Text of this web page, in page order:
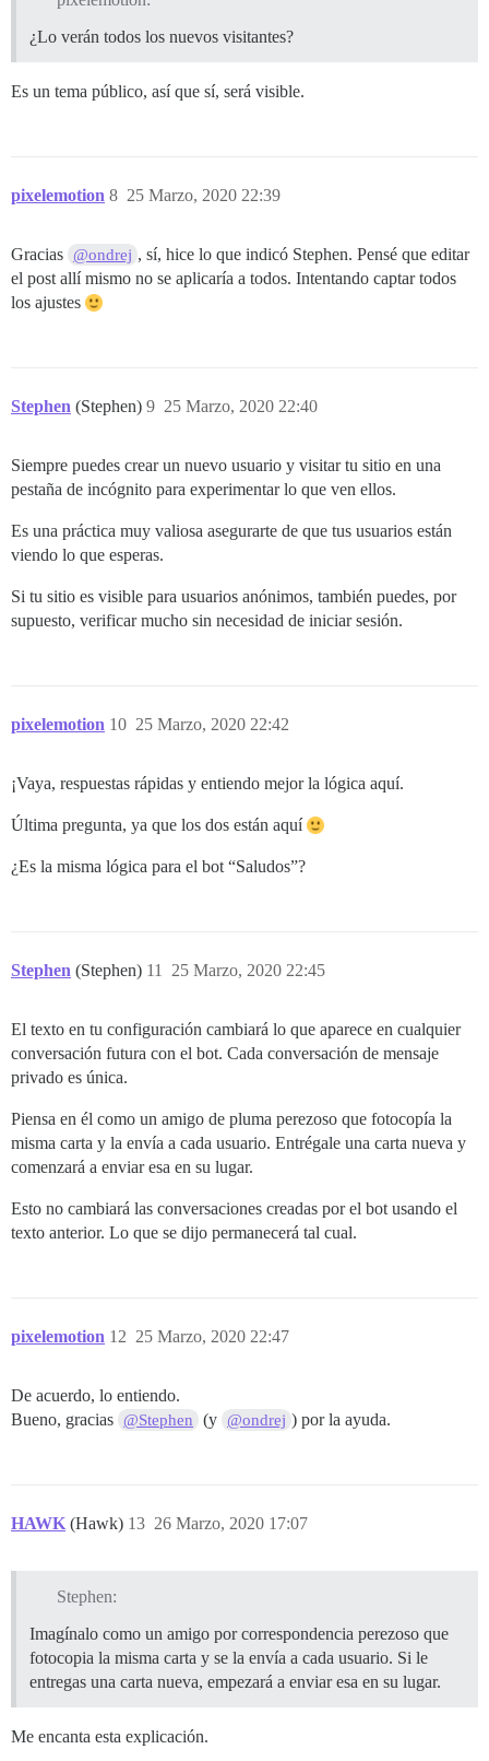
¿Lo verán todos los nuevos visitantes?
Es un tema público, así que sí, será visible.
pixelemotion 25 Marzo, 2020 22:39
8
Gracias @ondrej , sí, hice lo que indicó Stephen. Pensé que editar
el post allí mismo no se aplicaría a todos. Intentando captar todos
los ajustes
Stephen (Stephen) 25 Marzo, 2020 22:40
9
Siempre puedes crear un nuevo usuario y visitar tu sitio en una
pestaña de incógnito para experimentar lo que ven ellos.
Es una práctica muy valiosa asegurarte de que tus usuarios están
viendo lo que esperas.
Si tu sitio es visible para usuarios anónimos, también puedes, por
supuesto, verificar mucho sin necesidad de iniciar sesión.
pixelemotion 25 Marzo, 2020 22:42
10
¡Vaya, respuestas rápidas y entiendo mejor la lógica aquí.
Última pregunta, ya que los dos están aquí
¿Es la misma lógica para el bot “Saludos”?
Stephen (Stephen) 25 Marzo, 2020 22:45
11
El texto en tu configuración cambiará lo que aparece en cualquier
conversación futura con el bot. Cada conversación de mensaje
privado es única.
Piensa en él como un amigo de pluma perezoso que fotocopía la
misma carta y la envía a cada usuario. Entrégale una carta nueva y
comenzará a enviar esa en su lugar.
Esto no cambiará las conversaciones creadas por el bot usando el
texto anterior. Lo que se dijo permanecerá tal cual.
pixelemotion 25 Marzo, 2020 22:47
12
De acuerdo, lo entiendo.
Bueno, gracias @Stephen (y @ondrej ) por la ayuda.
HAWK (Hawk) 26 Marzo, 2020 17:07
13
Stephen:
Imagínalo como un amigo por correspondencia perezoso que
fotocopia la misma carta y se la envía a cada usuario. Si le
entregas una carta nueva, empezará a enviar esa en su lugar.
Me encanta esta explicación.